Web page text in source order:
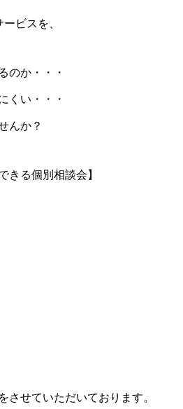
ビスを、
のか・・・
くい・・・
んか ？
きる個別相談会】
せていただいております。